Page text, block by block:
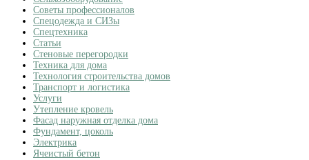
Советы профессионалов
Спецодежда и СИЗы
Спецтехника
Статьи
Стеновые перегородки
Техника для дома
Технология строительства домов
Транспорт и логистика
Услуги
Утепление кровель
Фасад наружная отделка дома
Фундамент, цоколь
Электрика
Ячеистый бетон